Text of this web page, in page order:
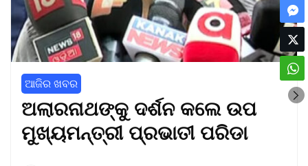
ଆଜିର ଖବର
ଅଲାରନାଥଙ୍କୁ ଦର୍ଶନ କଲେ ଉପ
ମୁଖ୍ୟମନ୍ତ୍ରୀ ପ୍ରଭାତୀ ପରିଡା